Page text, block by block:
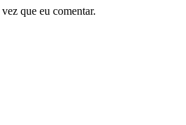
que eu comentar.